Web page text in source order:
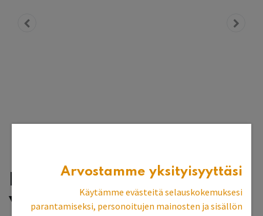
Korkea sivupöytä
välitasolla
Arvostamme yksityisyyttäsi
Käytämme evästeitä selauskokemuksesi
parantamiseksi, personoitujen mainosten ja sisällön